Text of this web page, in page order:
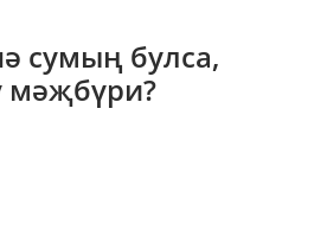
сумың булса,
мәҗбүри?